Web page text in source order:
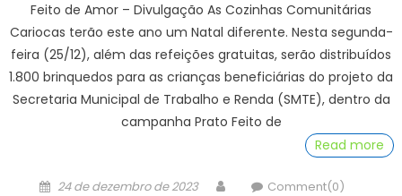
Feito de Amor – Divulgação As Cozinhas Comunitárias
Cariocas terão este ano um Natal diferente. Nesta segunda-
feira (25/12), além das refeições gratuitas, serão distribuídos
1.800 brinquedos para as crianças beneficiárias do projeto da
Secretaria Municipal de Trabalho e Renda (SMTE), dentro da
campanha Prato Feito de
Read more
Posted
24 de dezembro de 2023 AuthorComment(0)